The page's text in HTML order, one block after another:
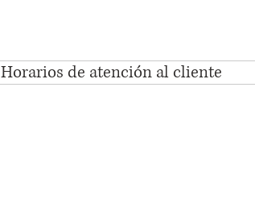
Horarios de atención al cliente